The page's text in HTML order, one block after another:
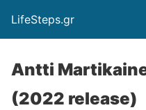
LifeSteps.gr
Antti
(2022 release)